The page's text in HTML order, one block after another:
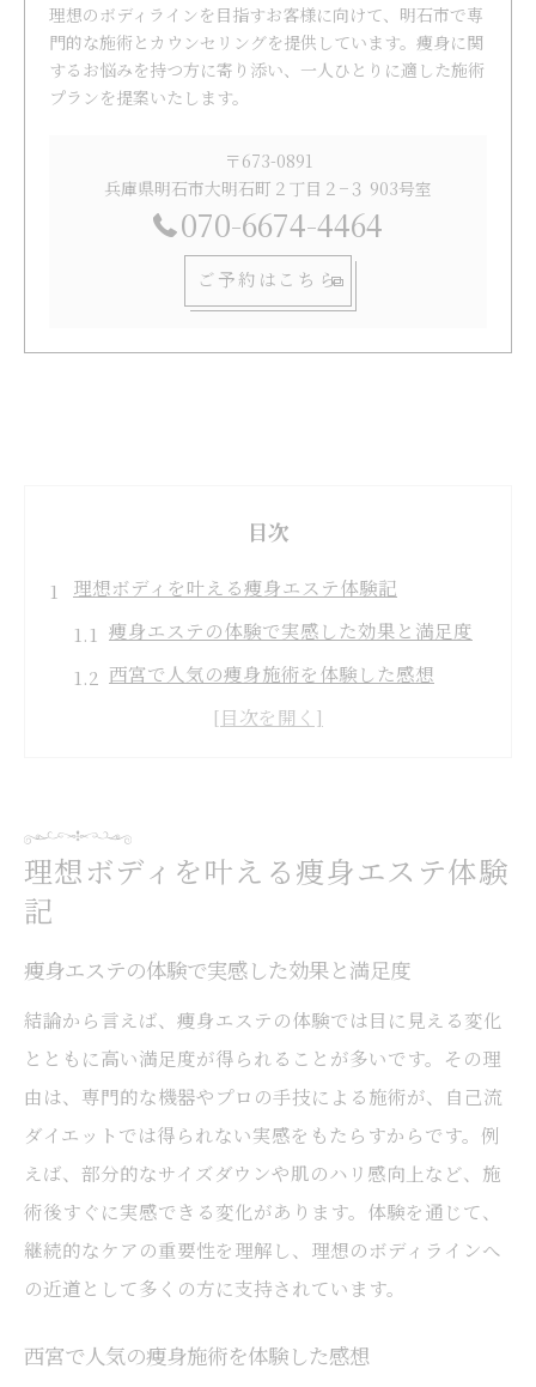
理想のボディラインを目指すお客様に向けて、明石市で専
門的な施術とカウンセリングを提供しています。痩身に関
するお悩みを持つ方に寄り添い、一人ひとりに適した施術
プランを提案いたします。
〒673-0891
兵庫県明石市大明石町２丁目２−３ 903号室
070-6674-4464
ご予約はこちら
目次
理想ボディを叶える痩身エステ体験記
痩身エステの体験で実感した効果と満足度
西宮で人気の痩身施術を体験した感想
初めての痩身エステ選びで重視したポイン
し
口コミで分かった痩身エステの信頼性と特
理想のボディへ導く痩身エステの魅力を紹
痩身エステの効果が現れるまでの流れと期
西宮で話題の痩身エステ効果を徹底解説
痩身エステで得られる健康面へのメリット
リバウンドしにくい痩身の秘訣とその理由
痩身エステの施術で感じた体質変化の実例
理想ボディを叶える痩身エステ体験
記
痩身エステの体験で実感した効果と満足度
結論から言えば、痩身エステの体験では目に見える変化
とともに高い満足度が得られることが多いです。その理
由は、専門的な機器やプロの手技による施術が、自己流
ダイエットでは得られない実感をもたらすからです。例
えば、部分的なサイズダウンや肌のハリ感向上など、施
術後すぐに実感できる変化があります。体験を通じて、
継続的なケアの重要性を理解し、理想のボディラインへ
の近道として多くの方に支持されています。
西宮で人気の痩身施術を体験した感想